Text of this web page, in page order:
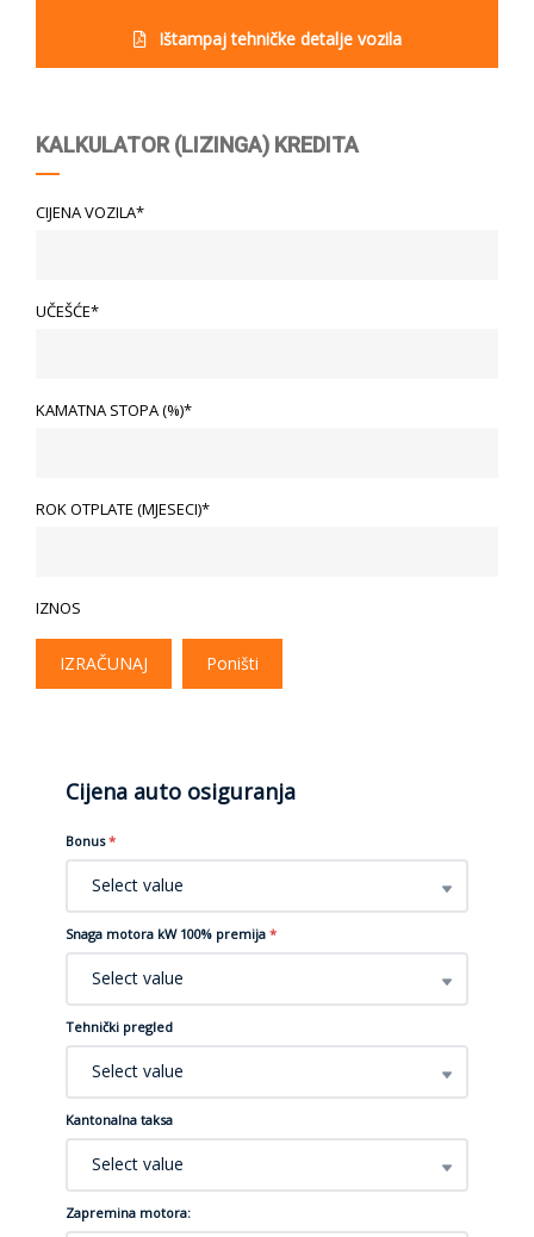
Ištampaj tehničke detalje vozila
KALKULATOR (LIZINGA) KREDITA
CIJENA VOZILA*
UČEŠĆE*
KAMATNA STOPA (%)*
ROK OTPLATE (MJESECI)*
IZNOS
IZRAČUNAJ Poništi
Cijena auto osiguranja
Bonus *
Select value
Snaga motora kW 100% premija *
Select value
Tehnički pregled
Select value
Kantonalna taksa
Select value
Zapremina motora: